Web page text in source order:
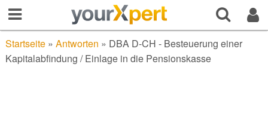
Startseite» Antworten » DBA D-CH - Besteuerung einer
Kapitalabfindung / Einlage in die Pensionskasse